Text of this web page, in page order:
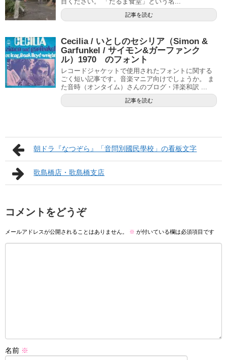
記事を読む
Cecilia / いとしのセシリア（Simon &
Garfunkel / サイモン&ガーファンク
ル）1970 のフォント
レコードジャケットで使用されたフォントに関する
ごく短い記事です。音楽マニア向けでしょうか。 ま
た音時（オンタイム）さんのブログ・洋楽和訳 ...
記事を読む
朝ドラ『なつぞら』「音問別國民學校」の看板文字
歌島橋店・歌島橋支店
コメントをどうぞ
メールアドレスが公開されることはありません。 ※ が付いている欄は必須項目です
名前 ※